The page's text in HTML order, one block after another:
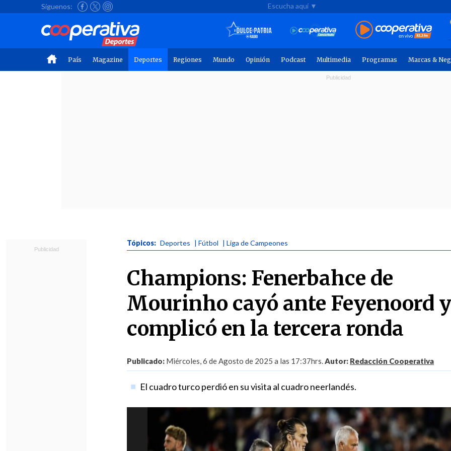
Síguenos: Escucha aquí ▼
País Magazine Deportes Regiones Mundo Opinión Podcast Multimedia Programas Marcas &
Tópicos: Deportes | Fútbol | Liga de Campeones
Champions: Fenerbahce de
Mourinho cayó ante Feyenoord
complicó en la tercera ronda
Publicado: Miércoles, 6 de Agosto de 2025 a las 17:37hrs.Autor: Redacción Cooperativa
El cuadro turco perdió en su visita al cuadro neerlandés.